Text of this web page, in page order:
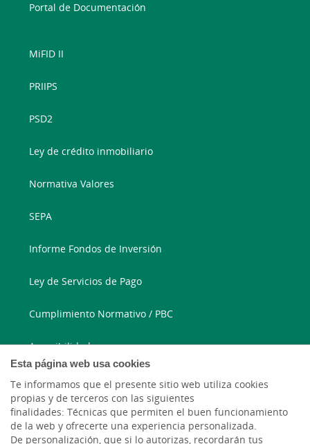
Esta página web usa cookies
Te informamos que el presente sitio web utiliza cookies
propias y de terceros con las siguientes
finalidades: Técnicas que permiten el buen funcionamiento
de la web y ofrecerte una experiencia personalizada.
De personalización, que si lo autorizas, recordarán tus
Portal de Documentación
MiFID II
PRIIPS
PSD2
Ley de crédito inmobiliario
Normativa Valores
SEPA
Informe Fondos de Inversión
Ley de Servicios de Pago
Cumplimiento Normativo / PBC
Accesibilidad
913 346 780
Correo electrónico